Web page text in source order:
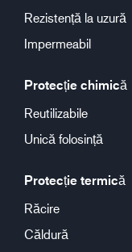
Rezistență la uzură
Impermeabil
Protecție chimică
Reutilizabile
Unică folosință
Protecție termică
Răcire
Căldură